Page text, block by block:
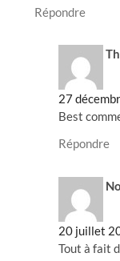
Répondre
27
Best
Répondre
20 juillet
Tout à fait